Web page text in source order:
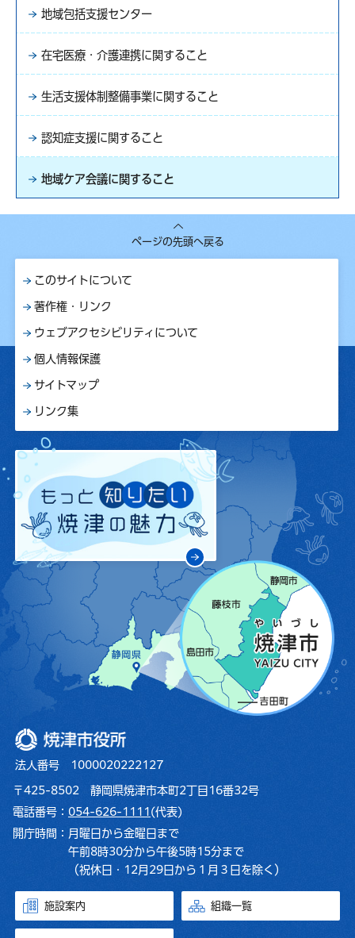
地域包括支援センター
在宅医療・介護連携に関すること
生活支援体制整備事業に関すること
認知症支援に関すること
地域ケア会議に関すること
ページの先頭へ戻る
このサイトについて
著作権・リンク
ウェブアクセシビリティについて
個人情報保護
サイトマップ
リンク集
焼津市役所
法人番号 1000020222127
〒425-8502 静岡県焼津市本町2丁目16番32号
電話番号： 054-626-1111 (代表)
開庁時間： 月曜日から金曜日まで
午前8時30分から午後5時15分まで
（祝休日・12月29日から１月３日を除く）
施設案内 組織一覧